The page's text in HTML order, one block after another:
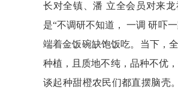
长对全镇、潘 立全会员对来
是“不调研不知道， 一调 研吓
端着金饭碗缺饱饭吃。当下，
种植，且质地不纯，品种不优
谈起种甜橙农民们都直摆脑壳